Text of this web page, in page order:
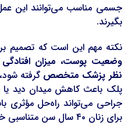
جسمی مناسب می‌توانند این
بگیرند.
نکته مهم این است که تصمیم
وضعیت پوست، میزان
نظر پزشک متخصص گرفته
پلک باعث کاهش میدان دید یا
جراحی می‌تواند راه‌حل مؤثری
برای زنان ۴۰ سال سن متناسبی خواهد بود.